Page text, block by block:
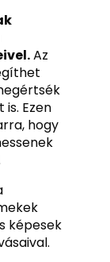
Az
Ezen
hogy
képesek